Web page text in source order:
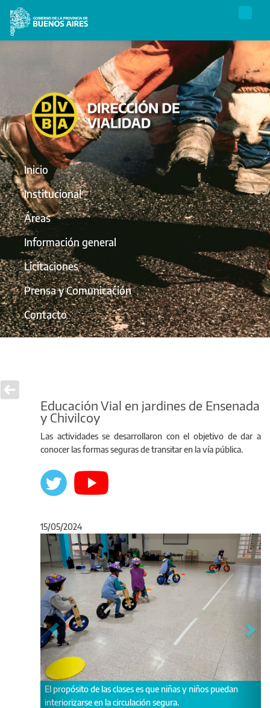
Inicio
Institucional
Áreas
Información general
Licitaciones
Prensa y Comunicación
Contacto
Educación Vial en jardines de Ensenada
y Chivilcoy
Las actividades se desarrollaron con el objetivo de dar a
conocer las formas seguras de transitar en la vía pública.
15/05/2024
niñas y niños puedan
Los temas se abordaron de forma lúdica, a
juegos, videos infantiles y teatralizaciones.
Anterior